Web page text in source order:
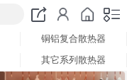
铜铝复合散热器
其它系列散热器